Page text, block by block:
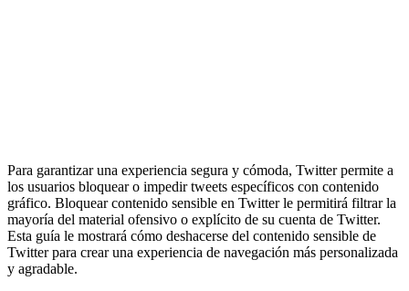
Para garantizar una experiencia segura y cómoda, Twitter permite a
los usuarios bloquear o impedir tweets específicos con contenido
gráfico. Bloquear contenido sensible en Twitter le permitirá filtrar la
mayoría del material ofensivo o explícito de su cuenta de Twitter.
Esta guía le mostrará cómo deshacerse del contenido sensible de
Twitter para crear una experiencia de navegación más personalizada
y agradable.